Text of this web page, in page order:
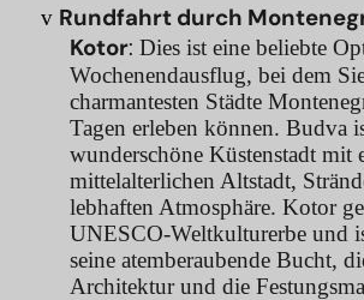
v Rundfahrt durch
Kotor: Dies ist eine beliebte
Wochenendausflug, bei dem
charmantesten Städte
Tagen erleben können. Budva
wunderschöne Küstenstadt mit
mittelalterlichen Altstadt,
lebhaften Atmosphäre. Kotor
UNESCO-Weltkulturerbe und
seine atemberaubende Bucht,
Architektur und die